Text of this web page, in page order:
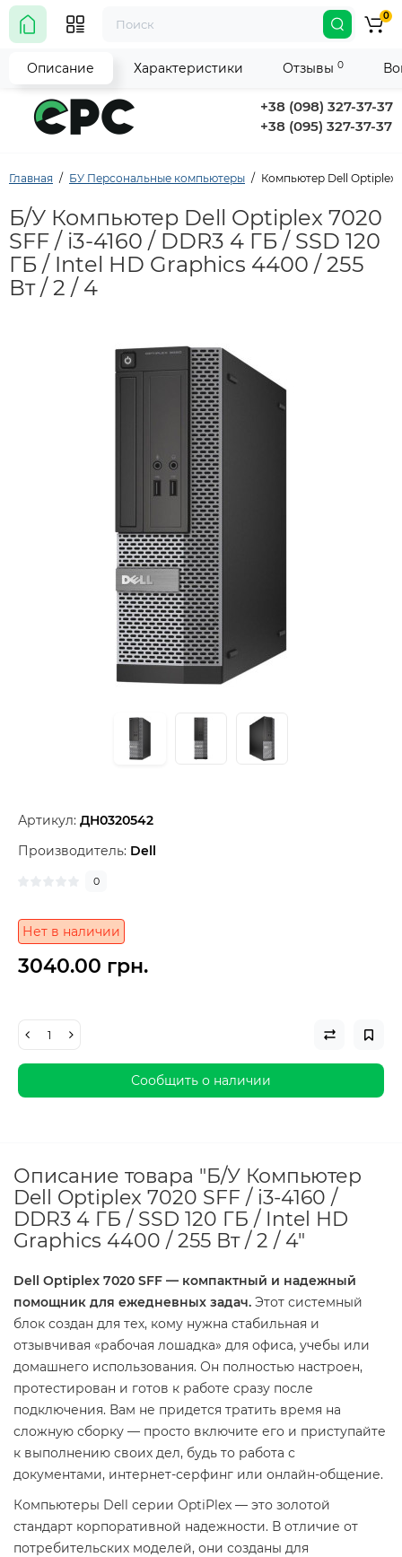
+38 (098) 327-37-37
+38 (095) 327-37-37
0
Главная БУ Персональные компьютеры Компьютер Dell Optiplex
Б/У Компьютер Dell Optiplex 7020
SFF / i3-4160 / DDR3 4 ГБ / SSD 120
ГБ / Intel HD Graphics 4400 / 255
Вт / 2 / 4
Артикул: ДН0320542
Производитель: Dell
0
Нет в наличии
3040.00 грн.
Сообщить о наличии
Описание Характеристики Отзывы 0
Описание товара "Б/У Компьютер
Dell Optiplex 7020 SFF / i3-4160 /
DDR3 4 ГБ / SSD 120 ГБ / Intel HD
Graphics 4400 / 255 Вт / 2 / 4"
Dell Optiplex 7020 SFF — компактный и надежный
помощник для ежедневных задач. Этот системный
блок создан для тех, кому нужна стабильная и
отзывчивая «рабочая лошадка» для офиса, учебы или
домашнего использования. Он полностью настроен,
протестирован и готов к работе сразу после
подключения. Вам не придется тратить время на
сложную сборку — просто включите его и приступайте
к выполнению своих дел, будь то работа с
документами, интернет-серфинг или онлайн-общение.
Компьютеры Dell серии OptiPlex — это золотой
стандарт корпоративной надежности. В отличие от
потребительских моделей, они созданы для